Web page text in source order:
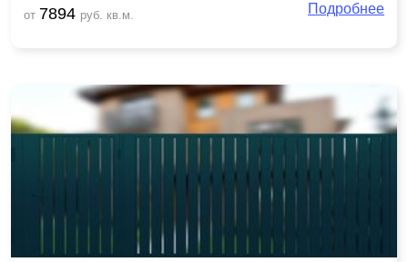
от 7894 руб. кв.м. Подробнее